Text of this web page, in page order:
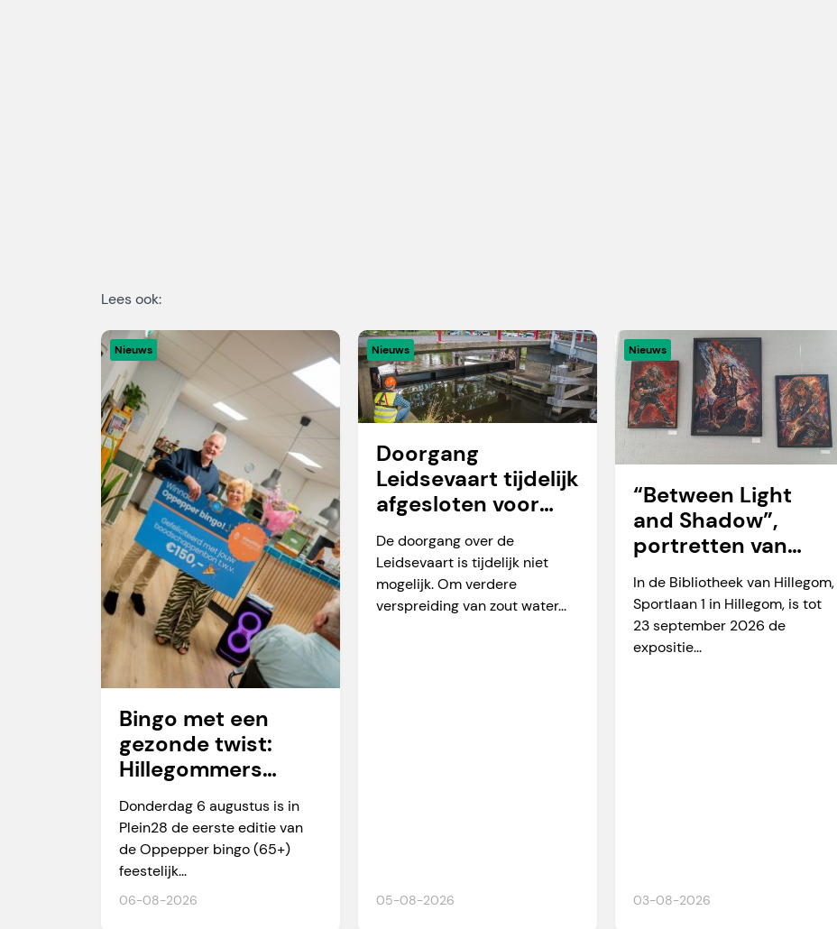
Lees ook:
Nieuws
06-08-2026
Bingo met een
gezonde twist:
Hillegommers
winnen meer dan
alleen een prijs
Donderdag 6 augustus is in
Plein28 de eerste editie van
de Oppepper bingo (65+)
feestelijk...
Nieuws
05-08-2026
Doorgang
Leidsevaart tijdelijk
afgesloten voor
vaarverkeer
De doorgang over de
Leidsevaart is tijdelijk niet
mogelijk. Om verdere
verspreiding van zout water...
Nieuws
03-08-2026
“Between Light
and Shadow”,
portretten van
Martien Okkerse
In de Bibliotheek van Hillegom,
Sportlaan 1 in Hillegom, is tot
23 september 2026 de
expositie...